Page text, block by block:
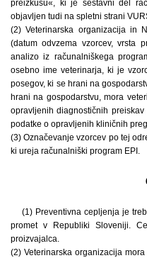
preizkusu«, ki je sestavni del
objavljen tudi na spletni strani
(2) Veterinarska organizacija in
(datum odvzema vzorcev, vrsta
analizo iz računalniškega
osebno ime veterinarja, ki je
posegov, ki se hrani na
hrani na gospodarstvu, mora
opravljenih diagnostičnih
podatke o opravljenih kliničnih
(3) Označevanje vzorcev po tej
ki ureja računalniški program EPI.
(1) Preventivna cepljenja je
promet v Republiki Sloveniji.
proizvajalca.
(2) Veterinarska organizacija